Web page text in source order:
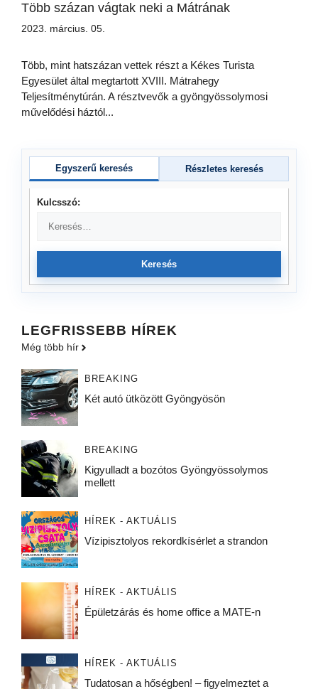
Több százan vágtak neki a Mátrának
2023. március. 05.
Több, mint hatszázan vettek részt a Kékes Turista
Egyesület által megtartott XVIII. Mátrahegy
Teljesítménytúrán. A résztvevők a gyöngyössolymosi
művelődési háztól...
Egyszerű keresés Részletes keresés
Kulcsszó:
Keresés
LEGFRISSEBB HÍREK
Még több hír
BREAKING
Két autó ütközött Gyöngyösön
BREAKING
Kigyulladt a bozótos Gyöngyössolymos
mellett
HÍREK - AKTUÁLIS
Vízipisztolyos rekordkísérlet a strandon
HÍREK - AKTUÁLIS
Épületzárás és home office a MATE-n
HÍREK - AKTUÁLIS
Tudatosan a hőségben! – figyelmeztet a